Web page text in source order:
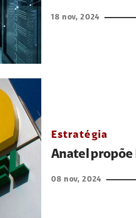
18 nov, 2024
Estratégia
Anatel propõe
08 nov, 2024